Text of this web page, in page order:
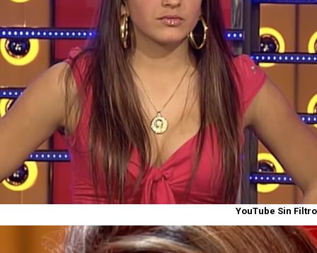
YouTube Sin Filtro